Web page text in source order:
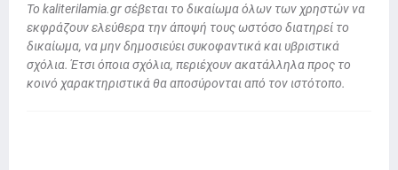
To kaliterilamia.gr σέβεται το δικαίωμα όλων των χρηστών να
εκφράζουν ελεύθερα την άποψή τους ωστόσο διατηρεί το
δικαίωμα, να μην δημοσιεύει συκοφαντικά και υβριστικά
σχόλια. Έτσι όποια σχόλια, περιέχουν ακατάλληλα προς το
κοινό χαρακτηριστικά θα αποσύρονται από τον ιστότοπο.